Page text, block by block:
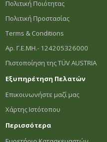
Πολιτική Ποιότητας
Πολιτική Προστασίας
Terms & Conditions
Αρ. Γ.Ε.ΜΗ.- 124205326000
Πιστοποίηση της TÜV AUSTRIA
Εξυπηρέτηση Πελατών
Επικοινωνήστε μαζί μας
Χάρτης Ιστότοπου
Περισσότερα